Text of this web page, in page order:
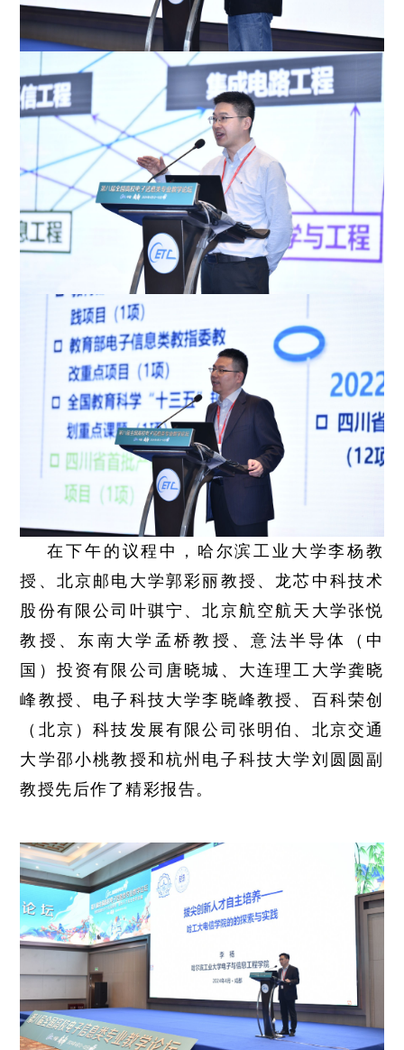
在下午的议程中，哈尔滨工业大学李杨教
授、北京邮电大学郭彩丽教授、龙芯中科技术
股份有限公司叶骐宁、北京航空航天大学张悦
教授、东南大学孟桥教授、意法半导体（中
国）投资有限公司唐晓城、大连理工大学龚晓
峰教授、电子科技大学李晓峰教授、百科荣创
（北京）科技发展有限公司张明伯、北京交通
大学邵小桃教授和杭州电子科技大学刘圆圆副
教授先后作了精彩报告。